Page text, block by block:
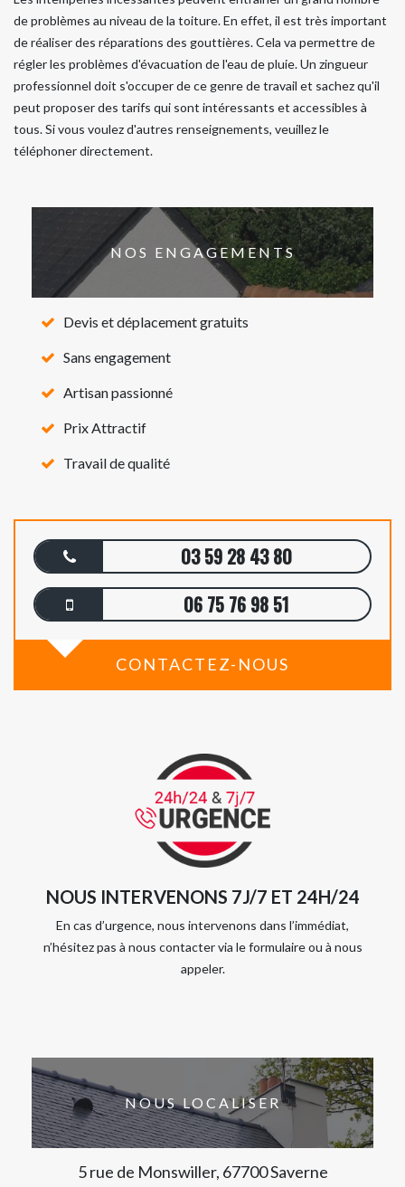
de problèmes au niveau de la toiture. En effet, il est très important
de réaliser des réparations des gouttières. Cela va permettre de
régler les problèmes d'évacuation de l'eau de pluie. Un zingueur
professionnel doit s'occuper de ce genre de travail et sachez qu'il
peut proposer des tarifs qui sont intéressants et accessibles à
tous. Si vous voulez d'autres renseignements, veuillez le
téléphoner directement.
NOS ENGAGEMENTS
Devis et déplacement gratuits
Sans engagement
Artisan passionné
Prix Attractif
Travail de qualité
03 59 28 43 80
06 75 76 98 51
CONTACTEZ-NOUS
NOUS INTERVENONS 7J/7 ET 24H/24
En cas d’urgence, nous intervenons dans l’immédiat,
n’hésitez pas à nous contacter via le formulaire ou à nous
appeler.
NOUS LOCALISER
5 rue de Monswiller, 67700 Saverne